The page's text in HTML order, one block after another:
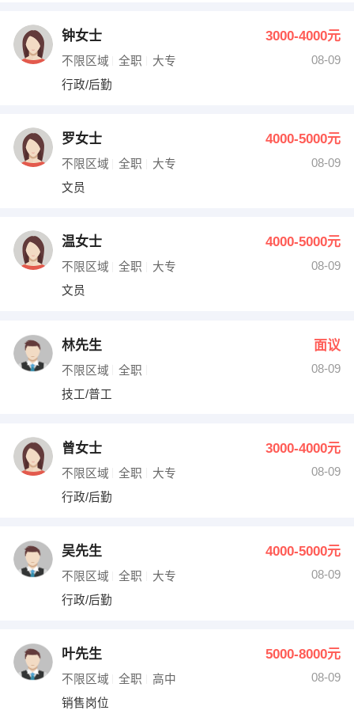
钟女士 3000-4000元
不限区域 全职 大专
08-09
行政/后勤
罗女士 4000-5000元
不限区域 全职 大专
08-09
文员
温女士 4000-5000元
不限区域 全职 大专
08-09
文员
林先生 面议
不限区域 全职
08-09
技工/普工
曾女士 3000-4000元
不限区域 全职 大专
08-09
行政/后勤
吴先生 4000-5000元
不限区域 全职 大专
08-09
行政/后勤
叶先生 5000-8000元
不限区域 全职 高中
08-09
销售岗位